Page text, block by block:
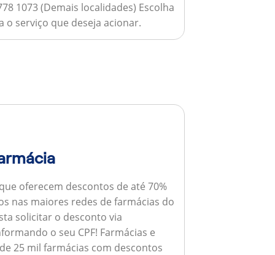
1073 (Demais localidades) Escolha
o serviço que deseja acionar.
oferecem descontos de até 70%
nas maiores redes de farmácias do
solicitar o desconto via
o seu CPF! Farmácias e
25 mil farmácias com descontos